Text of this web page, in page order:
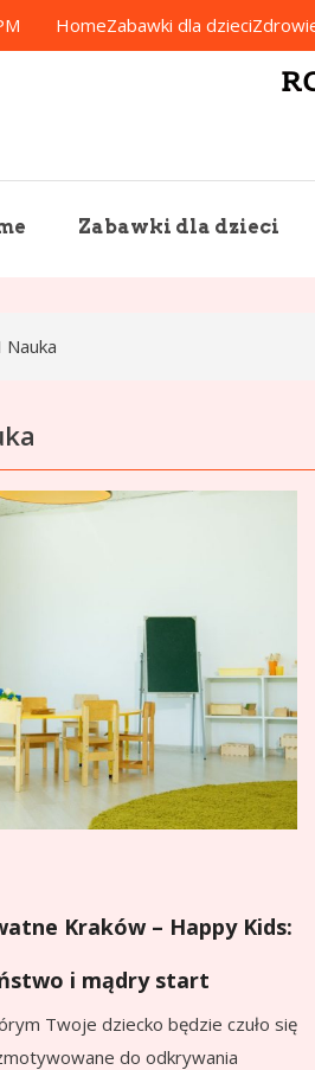
HomeZabawki dla dzieci
Zabawki dla dzieci
Nauka
Kraków – Happy Kids:
i mądry start
Twoje dziecko będzie czuło się
do odkrywania